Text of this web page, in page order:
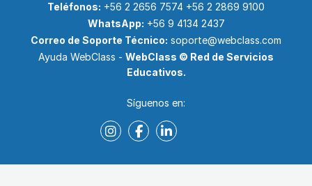
Teléfonos: +56 2 2656 7574 +56 2 2869 9100
WhatsApp: +56 9 4134 2437
Correo de Soporte Técnico: soporte@webclass.com
Ayuda WebClass - WebClass © Red de Servicios
Educativos.
Síguenos en: